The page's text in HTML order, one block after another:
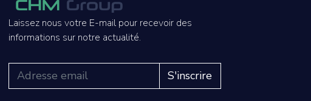
Laissez nous votre E-mail pour recevoir des
informations sur notre actualité.
S'inscrire